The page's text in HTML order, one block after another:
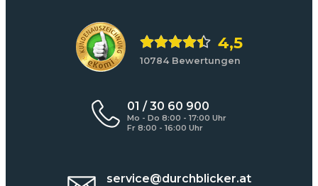
4,5
10784 Bewertungen
01 / 30 60 900
Mo - Do 8:00 - 17:00 Uhr
Fr 8:00 - 16:00 Uhr
service@durchblicker.at